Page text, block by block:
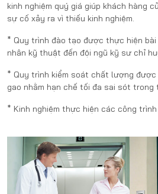
kinh nghiệm quý giá giúp khách hàng
sự cố xảy ra vì thiếu kinh nghiệm.
* Quy trình đào tạo được thực hiện
nhân kỹ thuật đến đội ngũ kỹ sư chỉ
* Quy trình kiểm soát chất lượng
gao nhằm hạn chế tối đa sai sót trong
* Kinh nghiệm thực hiện các công